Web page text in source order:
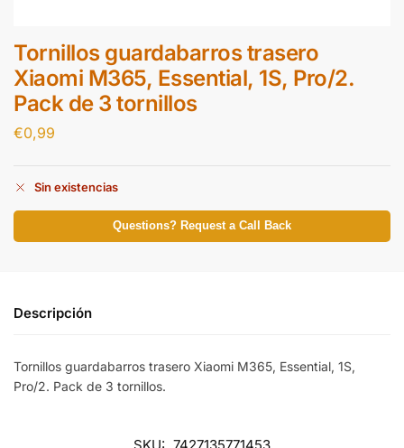
Tornillos guardabarros trasero
Xiaomi M365, Essential, 1S, Pro/2.
Pack de 3 tornillos
€0,99
Sin existencias
Questions? Request a Call Back
Descripción
Tornillos guardabarros trasero Xiaomi M365, Essential, 1S,
Pro/2. Pack de 3 tornillos.